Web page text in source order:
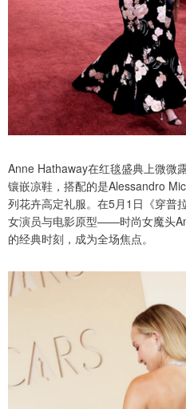
Anne Hathaway在红毯盛典上微微
镶嵌凉鞋，搭配的是Alessandro
列花卉高定礼服。在5月1日《穿普
女演员与电影原型——时尚女魔头
的经典时刻，成为全场焦点。